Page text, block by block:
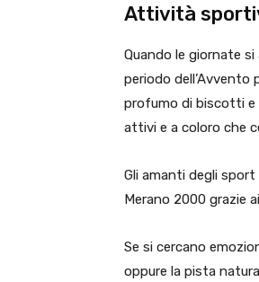
Attività
Quando le giornate
periodo dell’Avvento
profumo di biscotti e
attivi e a coloro che
Gli amanti degli sport
Merano 2000 grazie
Se si cercano
oppure la pista